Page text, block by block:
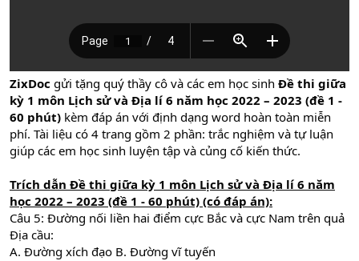
ZixDoc gửi tặng quý thầy cô và các em học sinh Đề thi giữa
kỳ 1 môn Lịch sử và Địa lí 6 năm học 2022 – 2023 (đề 1 -
60 phút) kèm đáp án với định dạng word hoàn toàn miễn
phí. Tài liệu có 4 trang gồm 2 phần: trắc nghiệm và tự luận
giúp các em học sinh luyện tập và củng cố kiến thức.
Trích dẫn Đề thi giữa kỳ 1 môn Lịch sử và Địa lí 6 năm
học 2022 – 2023 (đề 1 - 60 phút) (có đáp án):
Câu 5: Đường nối liền hai điểm cực Bắc và cực Nam trên quả
Địa cầu:
A. Đường xích đạo B. Đường vĩ tuyến